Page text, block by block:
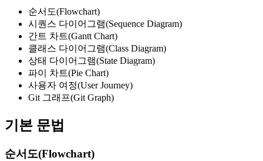
순서도(Flowchart)
시퀀스 다이어그램(Sequence Diagram)
간트 차트(Gantt Chart)
클래스 다이어그램(Class Diagram)
상태 다이어그램(State Diagram)
파이 차트(Pie Chart)
사용자 여정(User Journey)
Git 그래프(Git Graph)
기본 문법
순서도(Flowchart)